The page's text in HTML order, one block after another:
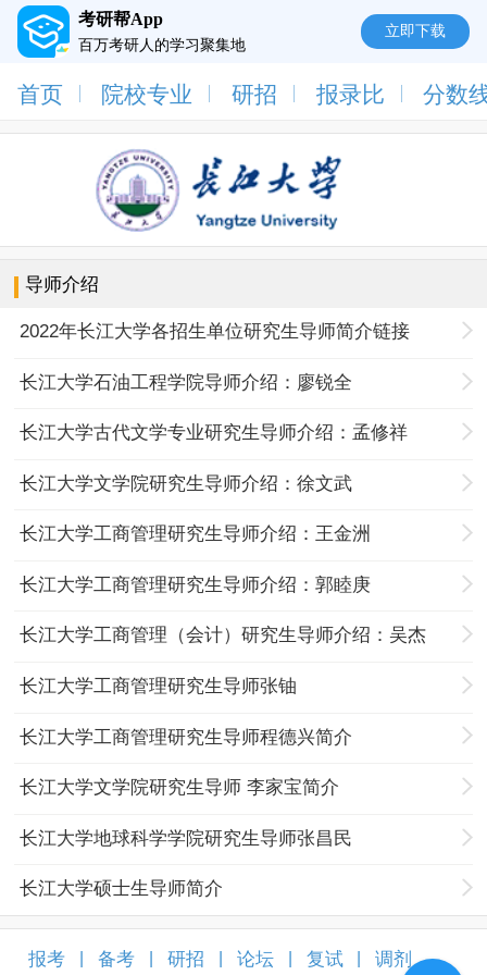
考研帮App
百万考研人的学习聚集地
立即下载
首页 院校专业 研招 报录比 分数
导师介绍
2022年长江大学各招生单位研究生导师简介链接
长江大学石油工程学院导师介绍：廖锐全
长江大学古代文学专业研究生导师介绍：孟修祥
长江大学文学院研究生导师介绍：徐文武
长江大学工商管理研究生导师介绍：王金洲
长江大学工商管理研究生导师介绍：郭睦庚
长江大学工商管理（会计）研究生导师介绍：吴杰
长江大学工商管理研究生导师张铀
长江大学工商管理研究生导师程德兴简介
长江大学文学院研究生导师 李家宝简介
长江大学地球科学学院研究生导师张昌民
长江大学硕士生导师简介
报考 备考 研招 论坛 复试 调剂